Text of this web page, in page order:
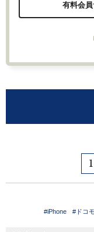
有料会
1
#iPhone #ドコ